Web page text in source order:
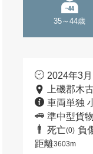
35～44歳
2024年3
上磯郡木
車両単独
準中型貨
死亡(0) 負
距離3603m